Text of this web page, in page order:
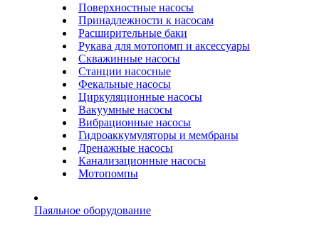
Поверхностные насосы
Принадлежности к насосам
Расширительные баки
Рукава для мотопомп и аксессуары
Скважинные насосы
Станции насосные
Фекальные насосы
Циркуляционные насосы
Вакуумные насосы
Вибрационные насосы
Гидроаккумуляторы и мембраны
Дренажные насосы
Канализационные насосы
Мотопомпы
Паяльное оборудование